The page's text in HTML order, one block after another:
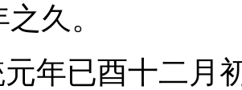
久。
年已酉十二月